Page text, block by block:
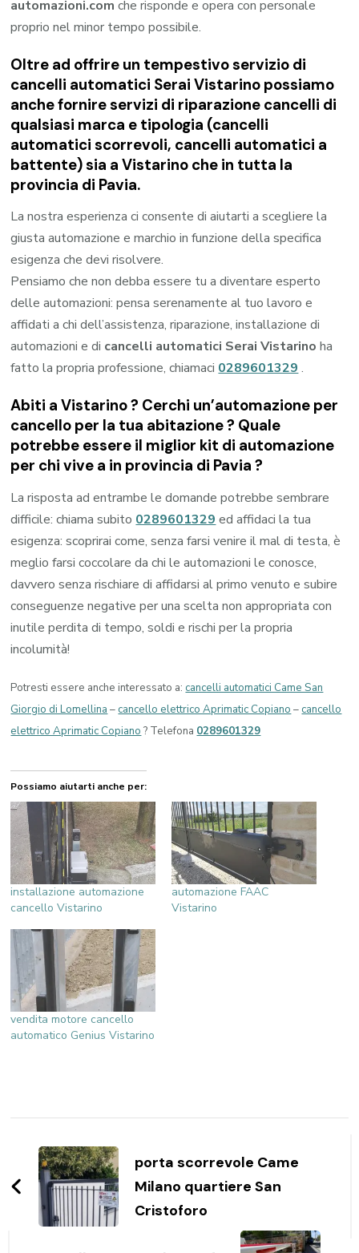
automazioni.com che risponde e opera con personale
proprio nel minor tempo possibile.
Oltre ad offrire un tempestivo servizio di
cancelli automatici Serai Vistarino possiamo
anche fornire servizi di riparazione cancelli di
qualsiasi marca e tipologia (cancelli
automatici scorrevoli, cancelli automatici a
battente) sia a Vistarino che in tutta la
provincia di Pavia.
La nostra esperienza ci consente di aiutarti a scegliere la
giusta automazione e marchio in funzione della specifica
esigenza che devi risolvere.
Pensiamo che non debba essere tu a diventare esperto
delle automazioni: pensa serenamente al tuo lavoro e
affidati a chi dell’assistenza, riparazione, installazione di
automazioni e di cancelli automatici Serai Vistarino ha
fatto la propria professione, chiamaci0289601329.
Abiti aVistarino? Cerchi un’automazione per
cancello per la tua abitazione ? Quale
potrebbe essere il miglior kit di automazione
per chi vive a in provincia di Pavia ?
La risposta ad entrambe le domande potrebbe sembrare
difficile: chiama subito 0289601329 ed affidaci la tua
esigenza: scoprirai come, senza farsi venire il mal di testa, è
meglio farsi coccolare da chi le automazioni le conosce,
davvero senza rischiare di affidarsi al primo venuto e subire
conseguenze negative per una scelta non appropriata con
inutile perdita di tempo, soldi e rischi per la propria
incolumità!
Potresti essere anche interessato a:cancelli automatici Came San
Giorgio di Lomellina –cancello elettrico Aprimatic Copiano –cancello
elettrico Aprimatic Copiano ? Telefona 0289601329
Possiamo aiutarti anche per:
installazione automazione
cancello Vistarino
automazione FAAC
Vistarino
vendita motore cancello
automatico Genius Vistarino
articoli
porta scorrevole Came
Milano quartiere San
Cristoforo